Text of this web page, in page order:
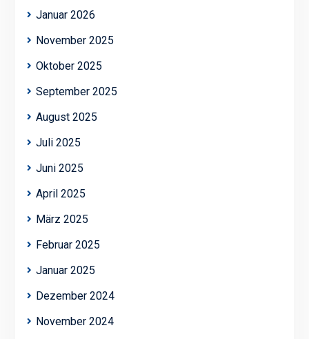
Januar 2026
November 2025
Oktober 2025
September 2025
August 2025
Juli 2025
Juni 2025
April 2025
März 2025
Februar 2025
Januar 2025
Dezember 2024
November 2024